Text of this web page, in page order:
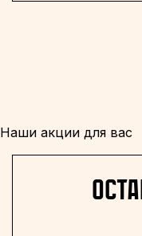
Наши акции для вас